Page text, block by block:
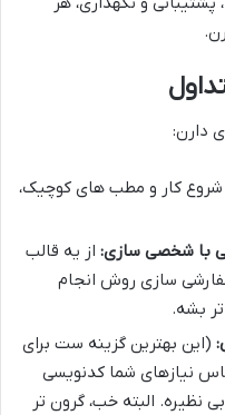
دارن:
شروع کار و مطب های کوچیک،
با شخصی سازی: از یه قالب
سازی روش انجام
بشه.
(این بهترین گزینه ست برای
نیازهای شما کدنویسی
نظیره. البته خب، گرون تر